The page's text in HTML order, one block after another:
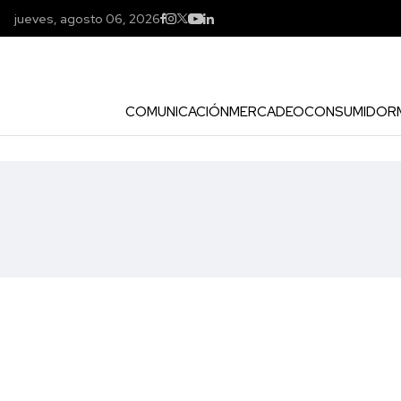
jueves, agosto 06, 2026
COMUNICACIÓNMERCADEOCONSUMIDOR